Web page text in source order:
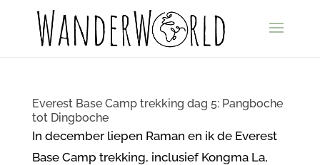
Everest Base Camp trekking dag 5: Pangboche
tot Dingboche
In december liepen Raman en ik de Everest
Base Camp trekking, inclusief Kongma La,